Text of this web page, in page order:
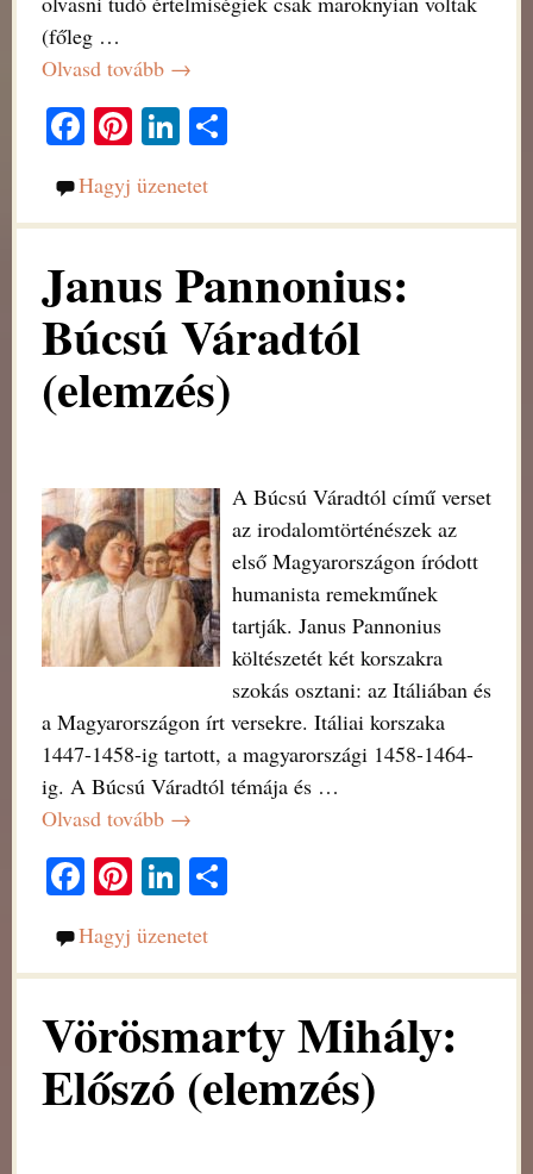
(főleg …
Olvasd tovább →
Fa
bo
ok
Pi
er
es
t
Li
ed
In m
eg
Hagyj üzenetet
Janus Pannonius:
Búcsú Váradtól
(elemzés)
A Búcsú Váradtól című verset
az irodalomtörténészek az
első Magyarországon íródott
humanista remekműnek
tartják. Janus Pannonius
költészetét két korszakra
szokás osztani: az Itáliában és
a Magyarországon írt versekre. Itáliai korszaka
1447-1458-ig tartott, a magyarországi 1458-1464-
ig. A Búcsú Váradtól témája és …
Olvasd tovább →
Fa
bo
ok
Pi
er
es
t
Li
ed
In m
eg
Hagyj üzenetet
Vörösmarty Mihály:
Előszó (elemzés)